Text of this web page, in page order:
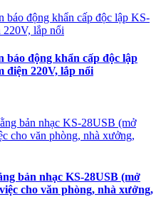
báo động khẩn cấp độc lập
điện 220V, lắp nổi
bản nhạc KS-28USB (mở
cho văn phòng, nhà xưởng,